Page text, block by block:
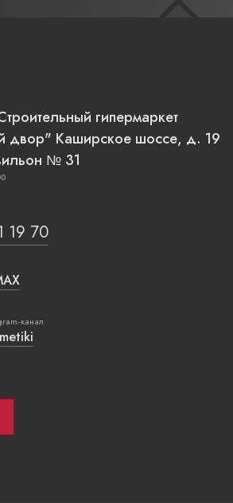
гипермаркет
двор" Каширское шоссе, д. 19
№ 31
19 70
канал